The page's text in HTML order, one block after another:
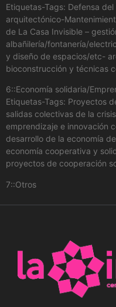
Etiquetas-Tags: Defensa
arquitectónico-
de La Casa Invisible –
albañilería/fontanería/
y diseño de espacios/etc-
bioconstrucción y técnicas
6::Economía solidaria/
Etiquetas-Tags: Proyectos
salidas colectivas de la
emprendizaje e innovación
desarrollo de la economía
economía cooperativa y
proyectos de cooperación
7::Otros